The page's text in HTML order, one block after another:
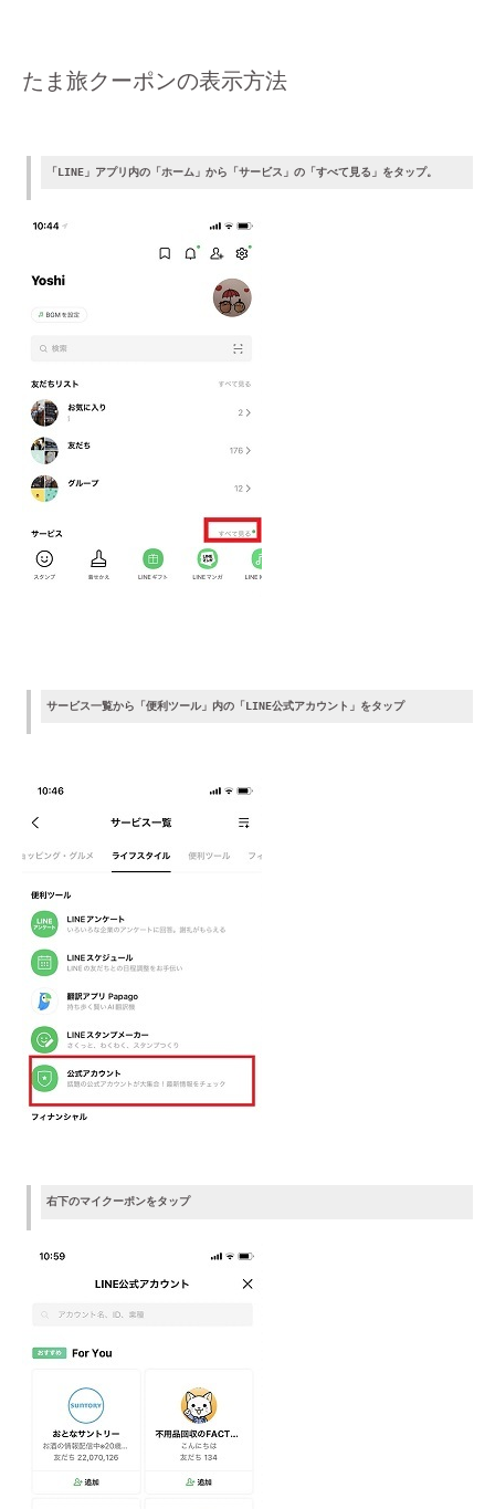
たま旅クーポンの表示方法
「LINE」アプリ内の「ホーム」から「サービス」の「すべて見る」をタップ。
サービス一覧から「便利ツール」内の「LINE公式アカウント」をタップ
右下のマイクーポンをタップ